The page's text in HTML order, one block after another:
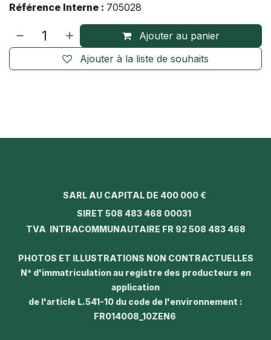
Référence Interne : 705028
Ajouter au panier
Ajouter à la liste de souhaits
SARL AU CAPITAL DE 400 000 €
SIRET 508 483 468 00031
TVA INTRACOMMUNAUTAIRE FR 92 508 483 468
PHOTOS ET ILLUSTRATIONS NON CONTRACTUELLES
N° d'immatriculation au registre des producteurs en
application
de l'article L.541-10 du code de l'environnement :
FR014008_10ZEN6